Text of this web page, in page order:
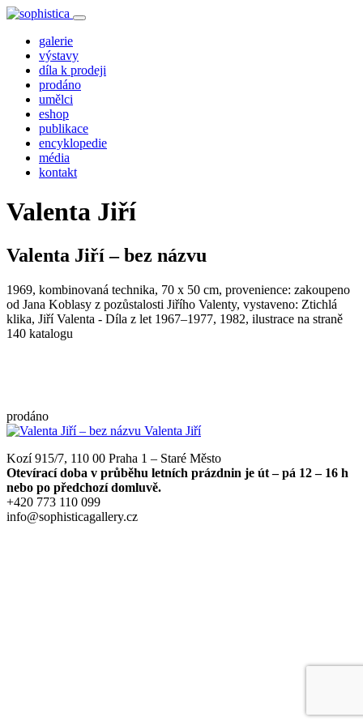
galerie
výstavy
díla k prodeji
prodáno
umělci
eshop
publikace
encyklopedie
média
kontakt
Valenta Jiří
Valenta Jiří – bez názvu
1969, kombinovaná technika, 70 x 50 cm, provenience: zakoupeno
od Jana Koblasy z pozůstalosti Jiřího Valenty, vystaveno: Ztichlá
klika, Jiří Valenta - Díla z let 1967–1977, 1982, ilustrace na straně
140 katalogu
prodáno
Kozí 915/7, 110 00 Praha 1 – Staré Město
Otevírací doba v průběhu letních prázdnin je út – pá 12 – 16 h
nebo po předchozí domluvě.
+420 773 110 099
info@sophisticagallery.cz